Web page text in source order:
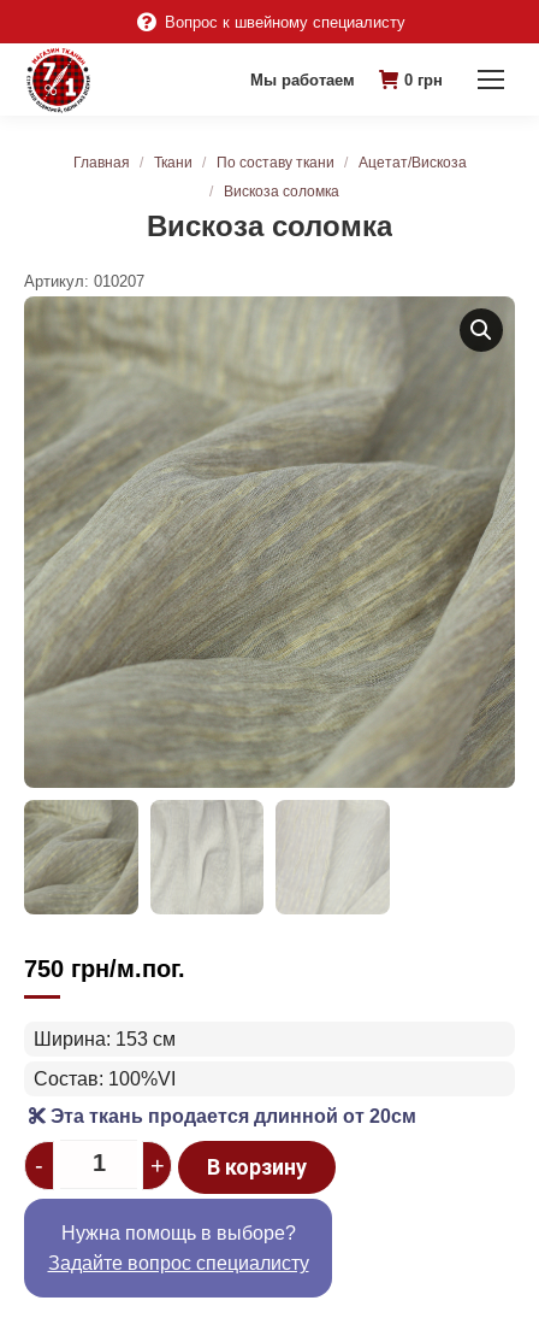
Вопрос к швейному специалисту
Мы работаем 0 грн
Вискоза соломка
Вы здесь:
Главная Ткани По составу ткани
Ацетат/Вискоза
Вискоза соломка
Артикул: 010207
750 грн/м.пог.
Ширина: 153 см
Состав: 100%VI
Эта ткань продается длинной от 20см
Quantity
- + В корзину
Нужна помощь в выборе?
Задайте вопрос специалисту